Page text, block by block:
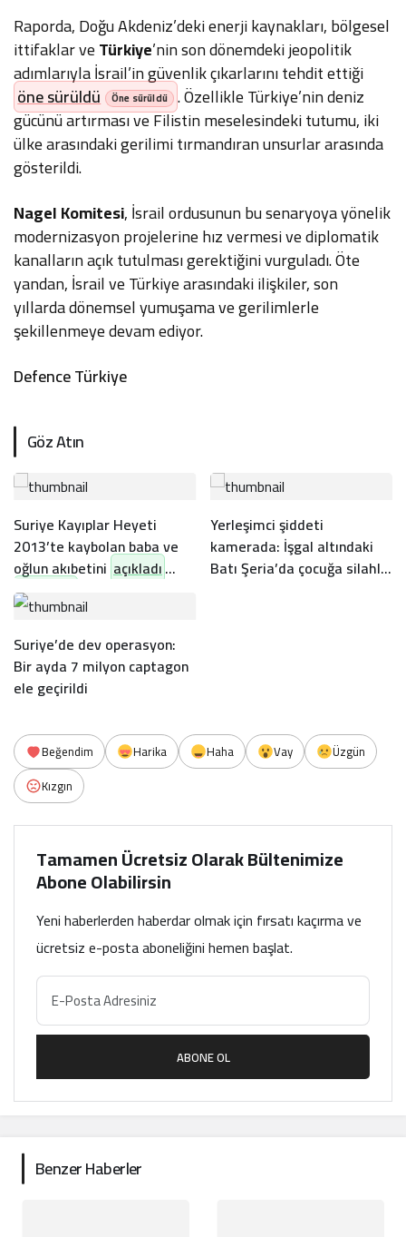
Raporda, Doğu Akdeniz’deki enerji kaynakları, bölgesel
ittifaklar veTürkiye’nin son dönemdeki jeopolitik
adımlarıyla İsrail’in güvenlik çıkarlarını tehdit ettiği
öne sürüldü . Özellikle Türkiye’nin deniz
gücünü artırması ve Filistin meselesindeki tutumu, iki
ülke arasındaki gerilimi tırmandıran unsurlar arasında
gösterildi.
Nagel Komitesi, İsrail ordusunun bu senaryoya yönelik
modernizasyon projelerine hız vermesi ve diplomatik
kanalların açık tutulması gerektiğini vurguladı. Öte
yandan, İsrail ve Türkiye arasındaki ilişkiler, son
yıllarda dönemsel yumuşama ve gerilimlerle
şekillenmeye devam ediyor.
Defence Türkiye
Göz Atın
Suriye Kayıplar Heyeti
2013’te kaybolan baba ve
oğlun akıbetini açıkladı
Yerleşimci şiddeti
kamerada: İşgal altındaki
Batı Şeria’da çocuğa silahlı
Suriye’de dev operasyon:
Bir ayda 7 milyon captagon
ele geçirildi
Beğendim Harika Haha Vay
Üzgün
Kızgın
Tamamen Ücretsiz Olarak Bültenimize
Abone Olabilirsin
Yeni haberlerden haberdar olmak için fırsatı kaçırma ve
ücretsiz e-posta aboneliğini hemen başlat.
ABONE OL
Benzer Haberler